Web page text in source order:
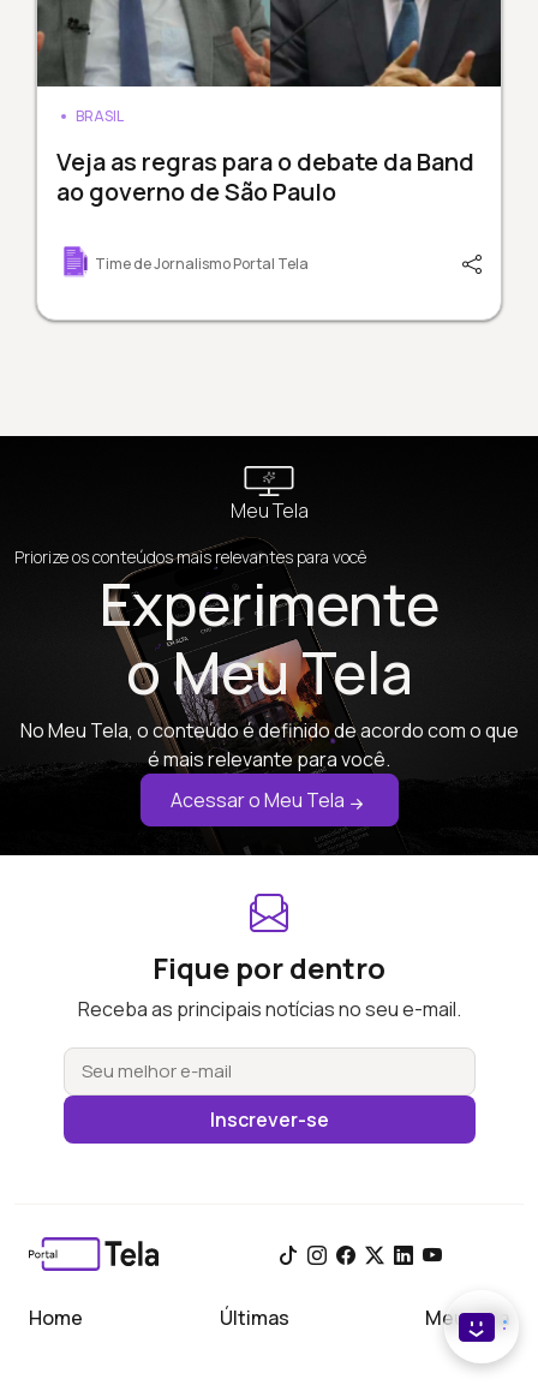
BRASIL
Veja as regras para o debate da Band
ao governo de São Paulo
Time de Jornalismo Portal Tela
Meu Tela
Priorize os conteúdos mais relevantes para você
Experimente
o Meu Tela
No Meu Tela, o conteúdo é definido de acordo com o que
é mais relevante para você.
Acessar o Meu Tela
Fique por dentro
Receba as principais notícias no seu e-mail.
Inscrever-se
Home Últimas Meu Tela